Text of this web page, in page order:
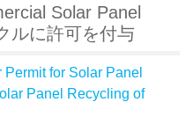
Solar Panel
ルに許可を付与
for Solar Panel
Panel Recycling of